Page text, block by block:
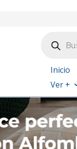
productos
Inicio
Ver +